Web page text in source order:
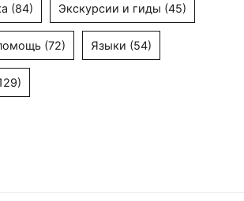
(84) Экскурсии и гиды (45)
(72) Языки (54)